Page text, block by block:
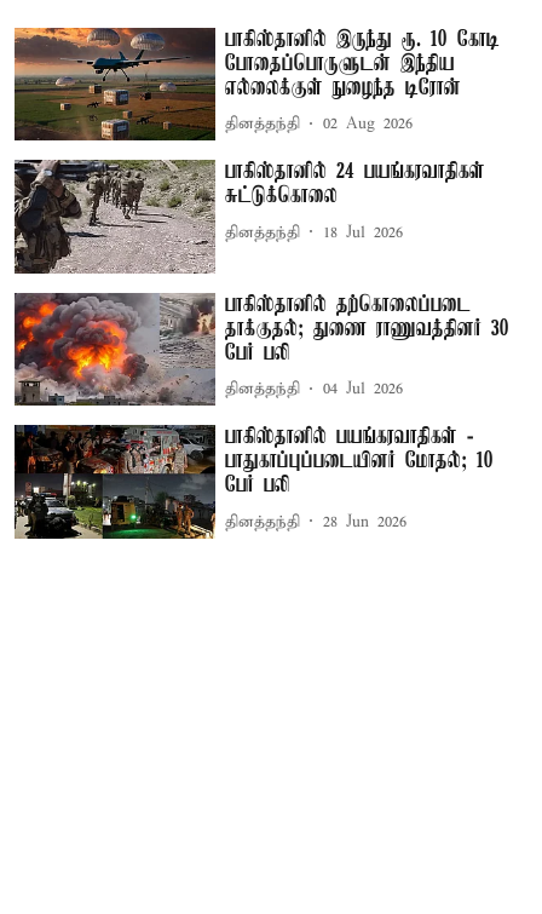
பாகிஸ்தானில் இருந்து ரூ. 10 கோடி
போதைப்பொருளுடன் இந்திய
எல்லைக்குள் நுழைந்த டிரோன்
தினத்தந்தி 02 Aug 2026
பாகிஸ்தானில் 24 பயங்கரவாதிகள்
சுட்டுக்கொலை
தினத்தந்தி 18 Jul 2026
பாகிஸ்தானில் தற்கொலைப்படை
தாக்குதல்; துணை ராணுவத்தினர் 30
பேர் பலி
தினத்தந்தி 04 Jul 2026
பாகிஸ்தானில் பயங்கரவாதிகள் -
பாதுகாப்புப்படையினர் மோதல்; 10
பேர் பலி
தினத்தந்தி 28 Jun 2026